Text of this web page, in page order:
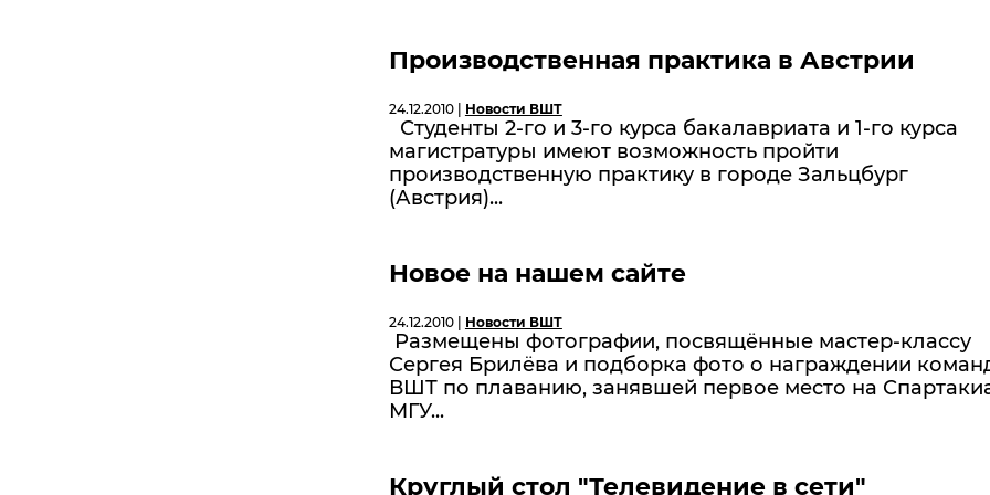
Производственная практика в Австрии
24.12.2010 | Новости ВШТ
Студенты 2-го и 3-го курса бакалавриата и 1-го курса
магистратуры имеют возможность пройти
производственную практику в городе Зальцбург
(Австрия)...
Новое на нашем сайте
24.12.2010 | Новости ВШТ
Размещены фотографии, посвящённые мастер-классу
Сергея Брилёва и подборка фото о награждении
ВШТ по плаванию, занявшей первое место на
МГУ...
Круглый стол "Телевидение в сети"